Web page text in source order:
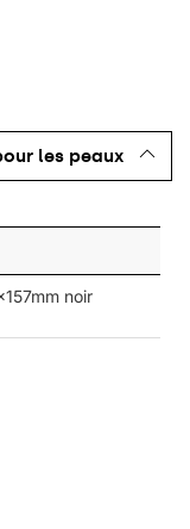
les peaux
noir